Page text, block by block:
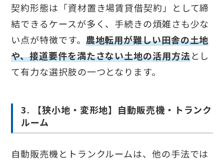
契約形態は「資材置き場賃貸借契約」として締
結できるケースが多く、手続きの煩雑さも少な
い点が特徴です。 農地転用が難しい田舎の土地
や、接道要件を満たさない土地の活用方法とし
て有力な選択肢の一つとなります。
3. 【狭小地・変形地】自動販売機・トランク
ルーム
自動販売機とトランクルームは、他の手法では